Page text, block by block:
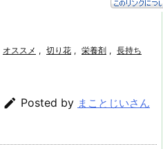
オススメ , 切り花 , 栄養剤 , 長持ち
 Posted by まことじいさん